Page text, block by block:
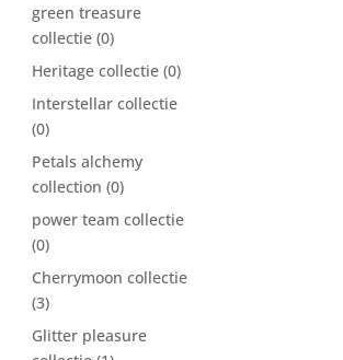
green treasure
collectie (0)
Heritage collectie (0)
Interstellar collectie
(0)
Petals alchemy
collection (0)
power team collectie
(0)
Cherrymoon collectie
(3)
Glitter pleasure